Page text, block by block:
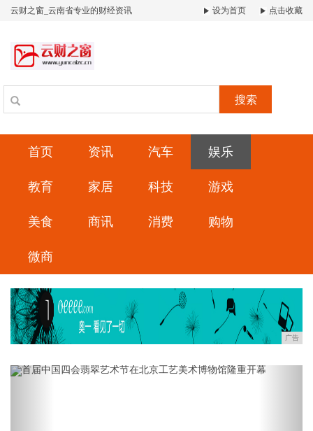
云财之窗_云南省专业的财经资讯 设为首页 点击收藏
搜索
首页 资讯 汽车 娱乐
教育 家居 科技 游戏
美食 商讯 消费 购物
微商
广告
Previous